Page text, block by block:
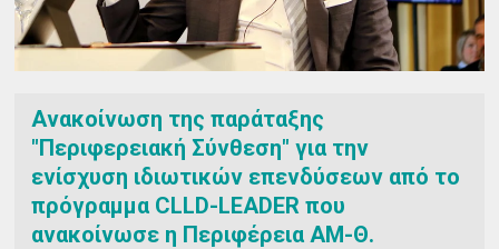
Ανακοίνωση της παράταξης
"Περιφερειακή Σύνθεση" για την
ενίσχυση ιδιωτικών επενδύσεων από το
πρόγραμμα CLLD-LEADER που
ανακοίνωσε η Περιφέρεια ΑΜ-Θ.